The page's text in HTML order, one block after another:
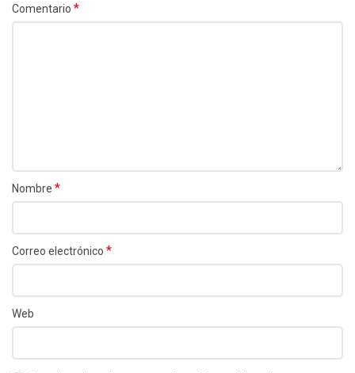
Comentario *
Nombre *
Correo electrónico *
Web